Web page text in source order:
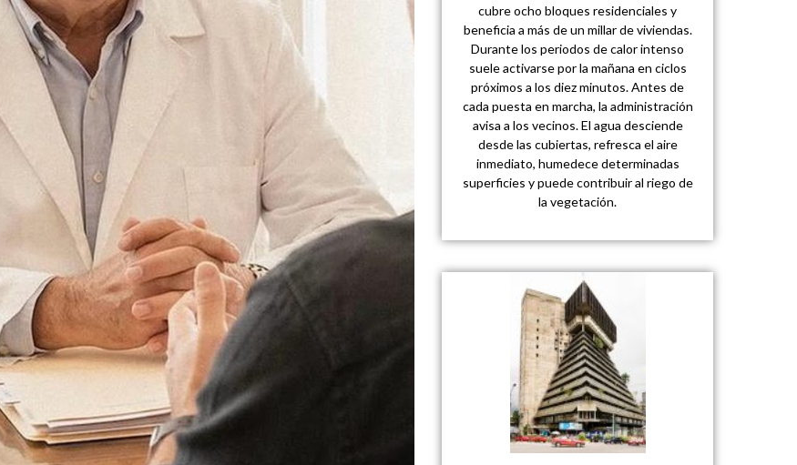
cubre ocho bloques residenciales y
beneficia a más de un millar de viviendas.
Durante los periodos de calor intenso
suele activarse por la mañana en ciclos
próximos a los diez minutos. Antes de
cada puesta en marcha, la administración
avisa a los vecinos. El agua desciende
desde las cubiertas, refresca el aire
inmediato, humedece determinadas
superficies y puede contribuir al riego de
la vegetación.